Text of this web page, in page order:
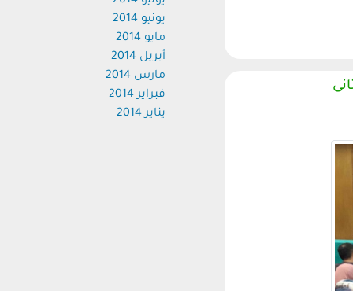
يونيو 2014
مايو 2014
أبريل 2014
مارس 2014
فبراير 2014
يناير 2014